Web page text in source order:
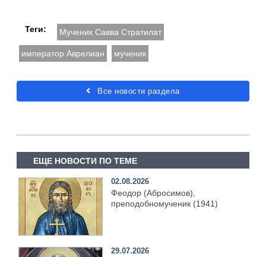
Теги: Мученик Савва Стратилат
император Аврелиан мученик
Все новости раздела
ЕЩЕ НОВОСТИ ПО ТЕМЕ
02.08.2026
Феодор (Абросимов),
преподобномученик (1941)
29.07.2026